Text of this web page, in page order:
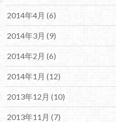
2014年4月 (6)
2014年3月 (9)
2014年2月 (6)
2014年1月 (12)
2013年12月 (10)
2013年11月 (7)